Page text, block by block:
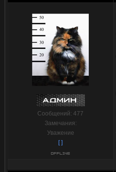
Сообщений: 477
Замечания:
Уважение
[ ]